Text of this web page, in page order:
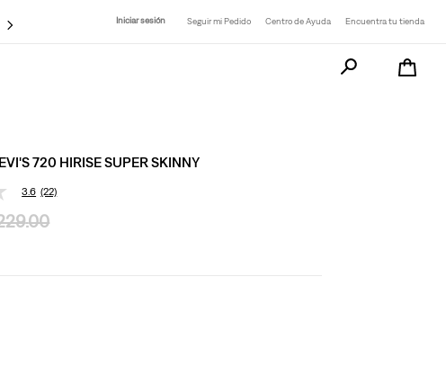
Iniciar sesión Seguir mi Pedido Centro de Ayuda Encuentra tu tienda
Busca tu producto
720 HIRISE SUPER SKINNY
3.6 (22)
.00